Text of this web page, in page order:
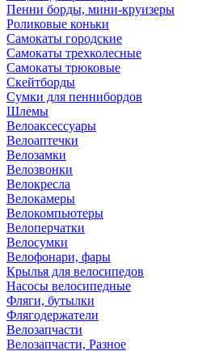
Пенни борды, мини-круизеры
Роликовые коньки
Самокаты городские
Самокаты трехколесные
Самокаты трюковые
Скейтборды
Сумки для пеннибордов
Шлемы
Велоаксессуары
Велоаптечки
Велозамки
Велозвонки
Велокресла
Велокамеры
Велокомпьютеры
Велоперчатки
Велосумки
Велофонари, фары
Крылья для велосипедов
Насосы велосипедные
Фляги, бутылки
Флягодержатели
Велозапчасти
Велозапчасти, Разное